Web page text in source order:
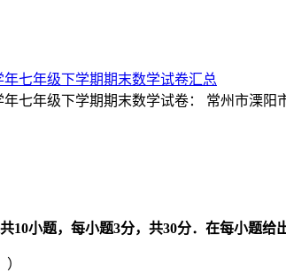
年七年级下学期期末数学试卷汇总
年七年级下学期期末数学试卷： 常州市溧
10小题，每小题3分，共30分．在每小题给